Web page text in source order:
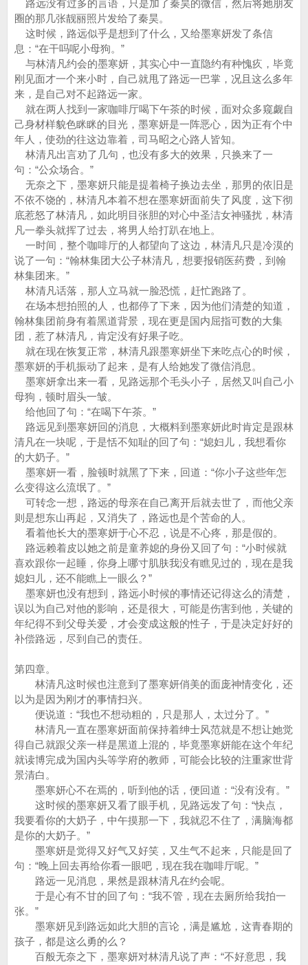
路远没有过多的言语，只是加了秦昊的微信，然后将她朋友
圈的那几张靓丽照片发给了秦昊。
这时候，路远似乎是想到了什么，又给墨寒妍发了条信
息：“在干吗呢小母狗。”
与林清凡约会的墨寒妍，其实心中一直隐约有种愧疚，毕竟
刚见面才一个来小时，自己就甩了路远一巴掌，况且这么多年
来，是自己对不起路远一家。
就在两人找到一家咖啡厅喝下午茶的时候，面对众多窥觑自
己身材样貌色眯眯的目光，墨寒妍是一阵恶心，因为正有个中
年人，使劲的往这边靠着，司马昭之心路人皆知。
林清凡出言劝了几句，也没有多大的效果，只换来了一
句：“公众场合。”
无奈之下，墨寒妍只能是提着椅子换边去坐，那男的依旧是
不依不饶的，林清凡本着不想在墨寒妍面前失了风度，这下彻
底惹怒了林清凡，如此明目张胆的对心中圣洁女神骚扰，林清
凡一拳头就挥了过去，将男人给打趴在地上。
一时间，整个咖啡厅的人都望向了这边，林清凡只是冷漠的
说了一句：“翰林集团大公子林清凡，想要报销医药费，到翰
林集团来。”
林清凡话落，那人立马就一脸恐慌，赶忙跑路了。
在场本想拍照的人，也都停了下来，因为他们清楚的知道，
翰林集团前身有着黑道背景，现在更是国内屈指可数的大集
团，惹了林清凡，肯定没有好果子吃。
就在现在恢复正常，林清凡跟墨寒妍坐下来吃点心的时候，
墨寒妍的手机振动了起来，是有人给她发了微信消息。
墨寒妍拿出来一看，见路远那个毛头小子，居然又叫自己小
母狗，顿时眉头一皱。
给他回了句：“在喝下午茶。”
路远见到墨寒妍回的消息，大概料到墨寒妍此时肯定是跟林
清凡在一块呢，于是恬不知耻的回了句：“媳妇儿，我想看你
的大奶子。”
墨寒妍一看，脸顿时就黑了下来，回道：“你小子这些年怎
么变得这么流氓了。”
可转念一想，路远的母亲在自己离开后就去世了，而他父亲
则是想东山再起，又消失了，路远也是个苦命的人。
看着他长大的墨寒妍于心不忍，说是不心疼，那是假的。
路远赖着皮以她之前是童养媳的身份又回了句：“小时候就
喜欢跟你一起睡，你身上哪寸肌肤我没有瞧见过的，现在是我
媳妇儿，还不能瞧上一眼么？”
墨寒妍也没有想到，路远小时候的事情还记得这么的清楚，
误以为自己对他的影响，还是很大，可能是伤害到他，关键的
年纪得不到父母关爱，才会变成这般的性子，于是决定好好的
补偿路远，尽到自己的责任。
第四章。
林清凡这时候也注意到了墨寒妍俏美的面庞神情变化，还
以为是因为刚才的事情扫兴。
便说道：“我也不想动粗的，只是那人，太过分了。”
林清凡一直在墨寒妍面前保持着绅士风范就是不想让她觉
得自己就跟父亲一样是黑道上混的，毕竟墨寒妍能在这个年纪
就读博完成为国内头等学府的教师，可能会比较的注重家世背
景清白。
墨寒妍心不在焉的，听到他的话，便回道：“没有没有。”
这时候的墨寒妍又看了眼手机，见路远发了句：“快点，
我要看你的大奶子，中午摸那一下，我就忍不住了，满脑海都
是你的大奶子。”
墨寒妍是觉得又好气又好笑，又生气不起来，只能是回了
句：“晚上回去再给你看一眼吧，现在我在咖啡厅呢。”
路远一见消息，果然是跟林清凡在约会呢。
于是心有不甘的回了句：“我不管，现在去厕所给我拍一
张。”
墨寒妍见到路远如此大胆的言论，满是尴尬，这青春期的
孩子，都是这么勇的么？
百般无奈之下，墨寒妍对林清凡说了声：“不好意思，我